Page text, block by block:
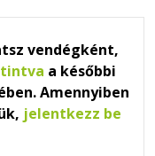
vendégként,
a későbbi
Amennyiben
jelentkezz be